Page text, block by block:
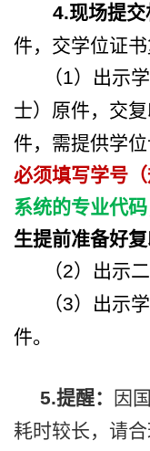
4.现场提
件，交学位证书
（1）出示
士）原件，交
件，需提供学
必须填写学号（
系统的专业代码
生提前准备好
（2）出示
（3）出示
件。
5.提醒：
因
耗时较长，请